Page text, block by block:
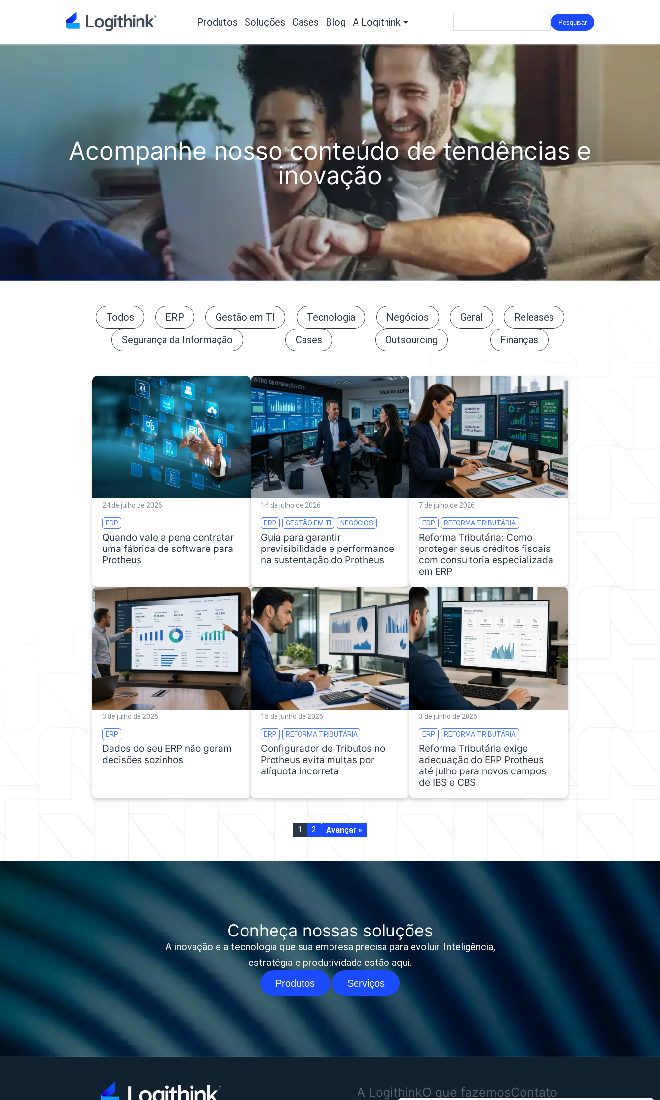
Produtos Soluções Cases Blog A Logithink
Acompanhe nosso conteúdo de tendências e
inovação
Todos ERP Gestão em TI Tecnologia Negócios Geral
Releases
Segurança da Informação
Cases Outsourcing Finanças
24 de julho de 2026
ERP
Quando vale a pena contratar
uma fábrica de software para
Protheus
14 de julho de 2026
ERP GESTÃO EM TI NEGÓCIOS
Guia para garantir
previsibilidade e performance
na sustentação do Protheus
7 de julho de 2026
ERP REFORMA TRIBUTÁRIA
Reforma Tributária: Como
proteger seus créditos fiscais
com consultoria especializada
em ERP
3 de julho de 2026
ERP
Dados do seu ERP não geram
decisões sozinhos
15 de junho de 2026
ERP REFORMA TRIBUTÁRIA
Configurador de Tributos no
Protheus evita multas por
alíquota incorreta
3 de junho de 2026
ERP REFORMA TRIBUTÁRIA
Reforma Tributária exige
adequação do ERP Protheus
até julho para novos campos
de IBS e CBS
1 2 Avançar »
Conheça nossas soluções
A inovação e a tecnologia que sua empresa precisa para evoluir. Inteligência,
estratégia e produtividade estão aqui.
Produtos Serviços
A LogithinkO que fazemosContato